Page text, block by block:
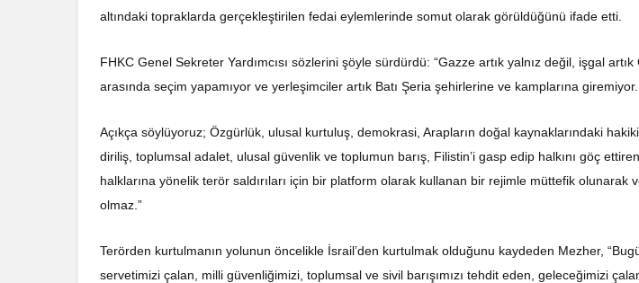
altındaki topraklarda gerçekleştirilen fedai eylemlerinde somut olarak görüldüğünü ifade etti.
FHKC Genel Sekreter Yardımcısı sözlerini şöyle sürdürdü: “Gazze artık yalnız değil, işgal
arasında seçim yapamıyor ve yerleşimciler artık Batı Şeria şehirlerine ve kamplarına giremiyor.
Açıkça söylüyoruz; Özgürlük, ulusal kurtuluş, demokrasi, Arapların doğal kaynaklarındaki
diriliş, toplumsal adalet, ulusal güvenlik ve toplumun barış, Filistin’i gasp edip halkını göç
halklarına yönelik terör saldırıları için bir platform olarak kullanan bir rejimle müttefik olunarak
olmaz.”
Terörden kurtulmanın yolunun öncelikle İsrail’den kurtulmak olduğunu kaydeden Mezher,
servetimizi çalan, milli güvenliğimizi, toplumsal ve sivil barışımızı tehdit eden, geleceğimizi